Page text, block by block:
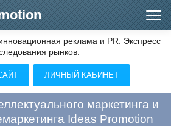
(анализ рынка)
реклама и PR. Экспресс
рынков.
ЛИЧНЫЙ КАБИНЕТ
маркетинга и
Ideas Promotion